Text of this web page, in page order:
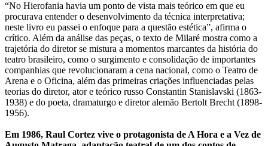
“No Hierofania havia um ponto de vista mais teórico em que eu
procurava entender o desenvolvimento da técnica interpretativa;
neste livro eu passei o enfoque para a questão estética”, afirma o
crítico. Além da análise das peças, o texto de Milaré mostra como a
trajetória do diretor se mistura a momentos marcantes da história do
teatro brasileiro, como o surgimento e consolidação de importantes
companhias que revolucionaram a cena nacional, como o Teatro de
Arena e o Oficina, além das primeiras criações influenciadas pelas
teorias do diretor, ator e teórico russo Constantin Stanislavski (1863-
1938) e do poeta, dramaturgo e diretor alemão Bertolt Brecht (1898-
1956).
Em 1986, Raul Cortez vive o protagonista de A Hora e a Vez de